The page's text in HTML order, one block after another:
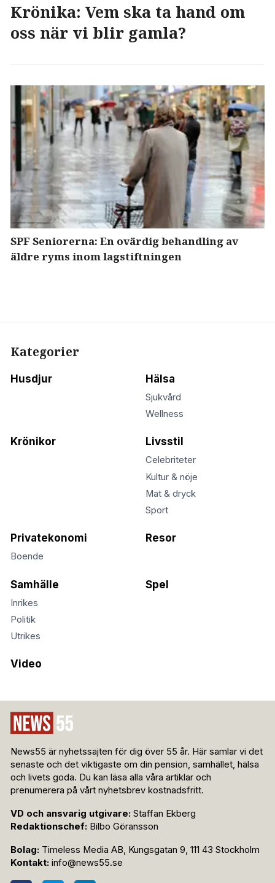
Krönika: Vem ska ta hand om
oss när vi blir gamla?
SPF Seniorerna: En ovärdig behandling av
äldre ryms inom lagstiftningen
Kategorier
Husdjur Hälsa
Sjukvård
Wellness
Krönikor Livsstil
Celebriteter
Kultur & nöje
Mat & dryck
Sport
Privatekonomi
Boende
Resor
Samhälle
Inrikes
Politik
Utrikes
Spel
Video
News55 är nyhetssajten för dig över 55 år. Här samlar vi det
senaste och det viktigaste om din pension, samhället, hälsa
och livets goda. Du kan läsa alla våra artiklar och
prenumerera på vårt nyhetsbrev kostnadsfritt.
VD och ansvarig utgivare: Staffan Ekberg
Redaktionschef: Bilbo Göransson
Bolag: Timeless Media AB, Kungsgatan 9, 111 43 Stockholm
Kontakt: info@news55.se